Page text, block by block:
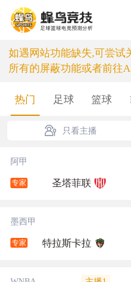
如遇网站功能缺失,可尝试
所有的屏蔽功能或者前往
热门 足球 篮球
只看主播
阿甲
专家 圣塔菲联
墨西甲
专家 特拉斯卡拉